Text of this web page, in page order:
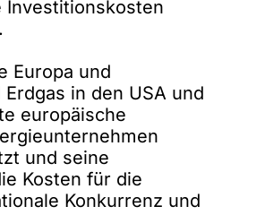
Investitionskosten
Europa und
in den USA und
europäische
und seine
Kosten für die
Konkurrenz und